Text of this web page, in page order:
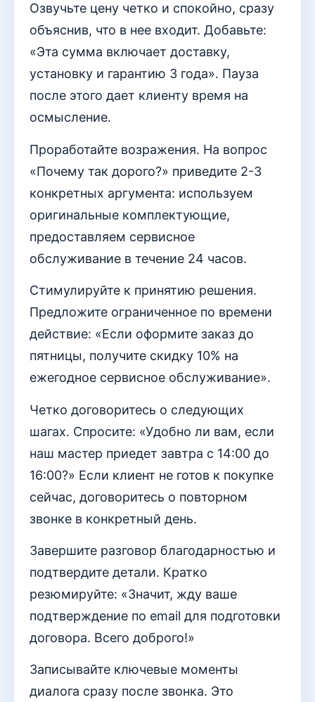
Озвучьте цену четко и спокойно, сразу
объяснив, что в нее входит. Добавьте:
«Эта сумма включает доставку,
установку и гарантию 3 года». Пауза
после этого дает клиенту время на
осмысление.
Проработайте возражения. На вопрос
«Почему так дорого?» приведите 2-3
конкретных аргумента: используем
оригинальные комплектующие,
предоставляем сервисное
обслуживание в течение 24 часов.
Стимулируйте к принятию решения.
Предложите ограниченное по времени
действие: «Если оформите заказ до
пятницы, получите скидку 10% на
ежегодное сервисное обслуживание».
Четко договоритесь о следующих
шагах. Спросите: «Удобно ли вам, если
наш мастер приедет завтра с 14:00 до
16:00?» Если клиент не готов к покупке
сейчас, договоритесь о повторном
звонке в конкретный день.
Завершите разговор благодарностью и
подтвердите детали. Кратко
резюмируйте: «Значит, жду ваше
подтверждение по email для подготовки
договора. Всего доброго!»
Записывайте ключевые моменты
диалога сразу после звонка. Это